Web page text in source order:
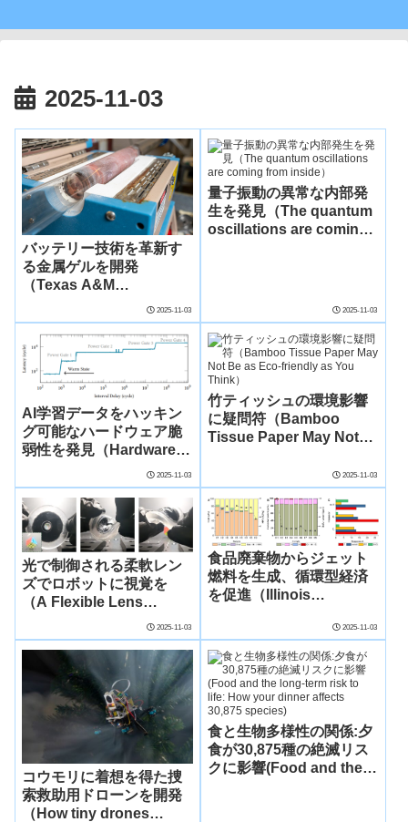
2025-11-03
バッテリー技術を革新す
る金属ゲルを開発
（Texas A&M
researchers develop
metallic gel that could
transform batteries）
2025-11-03
量子振動の異常な内部発
生を発見（The quantum
oscillations are coming
2025-11-03
AI学習データをハッキン
グ可能なハードウェア脆
弱性を発見（Hardware
Vulnerability Allows
Attackers to Hack AI
Training Data）
2025-11-03
竹ティッシュの環境影響
に疑問符（Bamboo
Tissue Paper May Not
2025-11-03
光で制御される柔軟レン
ズでロボットに視覚を
（A Flexible Lens
Controlled By Light-
Activated Artificial
Muscles Promises to Let
Soft Machines See）
2025-11-03
食品廃棄物からジェット
燃料を生成、循環型経済
を促進（Illinois
food waste into jet fuel,
boosting circular
economy）
2025-11-03
コウモリに着想を得た捜
索救助用ドローンを開発
（How tiny drones
食と生物多様性の関係:夕
食が30,875種の絶滅リス
クに影響(Food and the